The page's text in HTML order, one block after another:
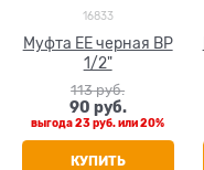
16833
Муфта ЕЕ черная ВР
1/2"
113 руб.
90 руб.
выгода23 руб.или20%
КУПИТЬ